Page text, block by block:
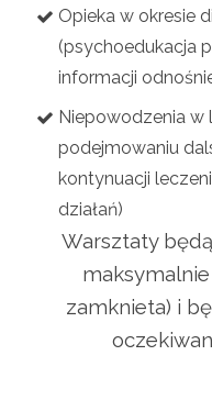
Opieka w okresie
(psychoedukacja
informacji
Niepowodzenia w
podejmowaniu
kontynuacji
działań)
Warsztaty
zamknieta) i